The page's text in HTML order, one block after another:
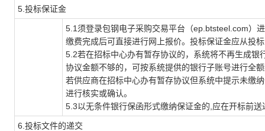
5.投标保证金
5.1须登录包钢电子采购交易平台（ep.btsteel.com）
缴费完成后可直接进行网上报价。投标保证金应从投
5.2若在招标中心办有暂存协议的，系统将不再生成
协议金额不够的，可按系统提供的银行子账号进行全
若供应商在招标中心办有暂存协议但系统中提示未缴
进行核实或确认。
5.3以无条件银行保函形式缴纳保证金的,应在开标前送
6.投标文件的递交